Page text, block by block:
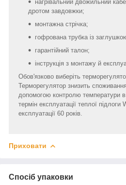
нагрівальний двожильний
дротом завдовжки;
монтажна стрічка;
гофрована трубка із
гарантійний талон;
інструкція з монтажу й
Обов'язково виберіть
Терморегулятор знизить
допомогою контролю температури в
термін експлуатації теплої підлоги
експлуатації 60 років.
Приховати
Спосіб упаковки